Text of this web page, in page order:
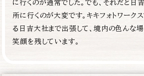
に行くのが通常でした。でも、それだと日
所に行くのが大変です。キキフォトワーク
る日吉大社まで出張して、境内の色んな
笑顔を残しています。